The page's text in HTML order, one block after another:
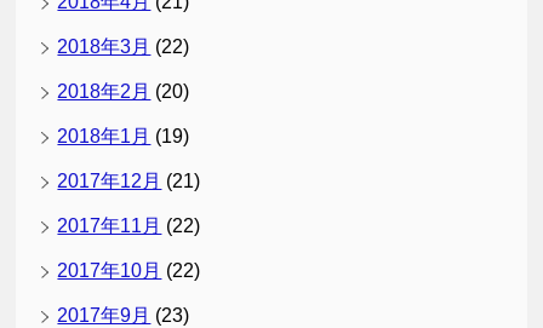
2018年3月 (22)
2018年2月 (20)
2018年1月 (19)
2017年12月 (21)
2017年11月 (22)
2017年10月 (22)
2017年9月 (23)